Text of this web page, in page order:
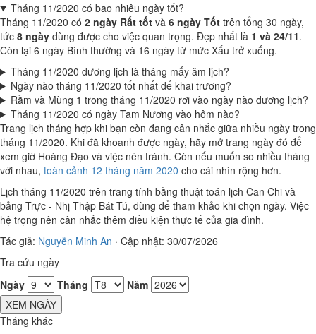
Tháng 11/2020 có bao nhiêu ngày tốt?
Tháng 11/2020 có 2 ngày Rất tốt và 6 ngày Tốt trên tổng 30 ngày,
tức 8 ngày dùng được cho việc quan trọng. Đẹp nhất là 1 và 24/11.
Còn lại 6 ngày Bình thường và 16 ngày từ mức Xấu trở xuống.
Tháng 11/2020 dương lịch là tháng mấy âm lịch?
Ngày nào tháng 11/2020 tốt nhất để khai trương?
Rằm và Mùng 1 trong tháng 11/2020 rơi vào ngày nào dương lịch?
Tháng 11/2020 có ngày Tam Nương vào hôm nào?
Trang lịch tháng hợp khi bạn còn đang cân nhắc giữa nhiều ngày trong
tháng 11/2020. Khi đã khoanh được ngày, hãy mở trang ngày đó để
xem giờ Hoàng Đạo và việc nên tránh. Còn nếu muốn so nhiều tháng
với nhau, toàn cảnh 12 tháng năm 2020 cho cái nhìn rộng hơn.
Lịch tháng 11/2020 trên trang tính bằng thuật toán lịch Can Chi và
bảng Trực - Nhị Thập Bát Tú, dùng để tham khảo khi chọn ngày. Việc
hệ trọng nên cân nhắc thêm điều kiện thực tế của gia đình.
Tác giả: Nguyễn Minh An · Cập nhật: 30/07/2026
Tra cứu ngày
Ngày
Tháng
Năm
XEM NGÀY
Tháng khác